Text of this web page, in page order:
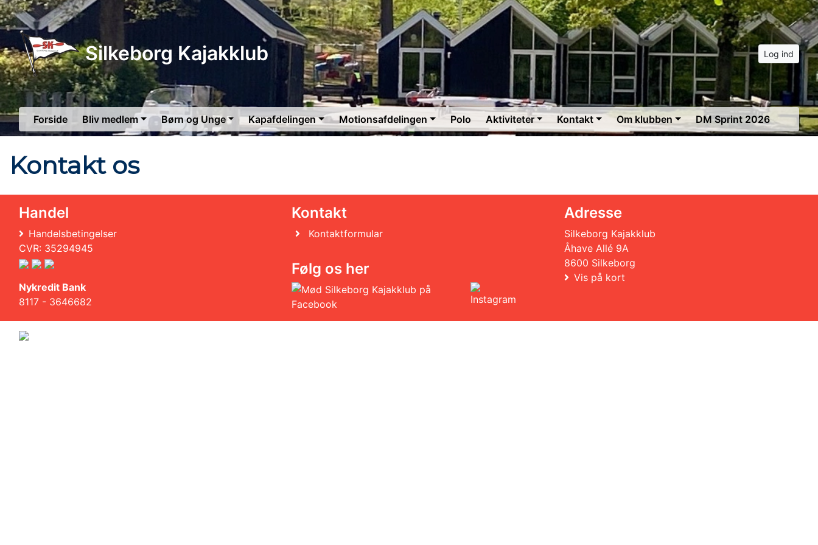
Silkeborg Kajakklub Log ind
Forside Bliv medlem Børn og Unge Kapafdelingen Motionsafdelingen Polo Aktiviteter Kontakt Om klubben DM Sprint 2026
Kontakt os
Handel
Handelsbetingelser
CVR: 35294945
Nykredit Bank
8117 - 3646682
Kontakt
Kontaktformular
Følg os her
Adresse
Silkeborg Kajakklub
Åhave Allé 9A
8600 Silkeborg
Vis på kort